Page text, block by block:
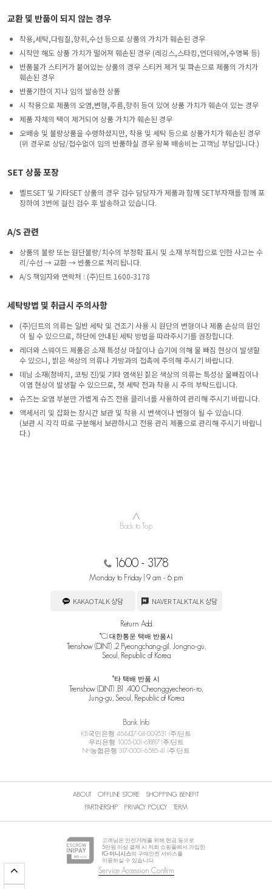
교환 및 반품이 되지 않는 경우
착용,세탁,다림질,향취,수선 등으로 상품의 가치가 훼손된 경우
시착만 해도 상품 가치가 떨어져 훼손된 경우 (레깅스,스타킹,언더웨어,수영복 등)
반품불가 스티커가 붙어있는 상품의 경우 스티커 제거 및 파손으로 제품의 가치가
훼손된 경우
반품기한이 지나 임의 발송한 상품
시 착용으로 제품의 오염,변형,주름,향취 등이 있어 상품 가치가 훼손이 있는 경우
제품 자체의 택이 제거되어 상품 가치가 훼손된 경우
오배송 및 불량상품을 수령하셨지만, 착용 및 세탁 등으로 상품가치가 훼손된 경우
(위 경우로 상담/접수없이 임의 반품하실 경우 왕복 배송비는 고객님 부담입니다.)
SET 상품 포장
벨트SET 및 기타SET 상품의 경우 검수 담당자가 제품과 함께 SET부자재를 함께 포
장하여 3번에 걸친 검수 후 발송하고 있습니다.
A/S 관련
상품의 불량 또는 원단불량/치수의 부정확 표시 및 소재 부적합으로 인한 사고는 수
리/수선 → 교환 → 반품으로 처리됩니다.
A/S 책임자와 연락처 : (주)딘트 1600-3178
세탁방법 및 취급시 주의사항
(주)딘트의 의류는 일반 세탁 및 건조기 사용 시 원단의 변형이나 제품 손상의 원인
이 될 수 있으므로, 하단에 안내된 세탁 방법을 따라주시기를 권장합니다.
레더와 스웨이드 제품은 소재 특성상 마찰이나 습기에 의해 물 빠짐 현상이 발생할
수 있으니, 밝은 색상의 의류나 가방과의 접촉에 주의해 주시기 바랍니다.
데님 소재(청바지, 코팅 진)및 기타 염색된 짙은 색상의 의류는 특성상 물빠짐이나
이염 현상이 발생할 수 있으므로, 첫 세탁 전과 착용 시 주의 부탁드립니다.
슈즈는 오염 부분만 가볍게 슈즈 전용 클리너를 사용하여 관리해 주시기 바랍니다.
액세서리 및 잡화는 장시간 보관 및 착용 시 변색이나 변형이 될 수 있습니다.
(보관 시 각각 따로 구분해서 보관하시고 전용 관리 제품으로 관리해 주시기 바랍니
다.)
∧
Back to Top
1600 - 3178
Monday to Friday | 9 am - 6 pm
KAKAOTALK 상담 NAVER TALKTALK 상담
Return Add.
*CJ 대한통운 택배 반품시
Trenshow (DINT) ,2 Pyeongchang-gil, Jongno-gu,
Seoul, Republic of Korea
*타 택배 반품 시
Trenshow (DINT) ,B1 ,400 Cheonggyecheon-ro,
Jung-gu, Seoul, Republic of Korea
Bank Info
KB국민은행 464437-04-009531 (주)딘트
우리은행 1005-001-618817 (주)딘트
NH농협은행 317-0001-6585-41 (주)딘트
ABOUT OFFLINE STORE
SHOPPING BENEFIT
PARTNERSHIP
PRIVACY POLICY TERM
고객님은 안전거래를 위해 현금 등으로
5만원 이상 결제 시 저희 쇼핑몰에서 가입한
KG 이니시스의 구매안전 서비스를
이용하실 수 있습니다.
Service Accession Confirm